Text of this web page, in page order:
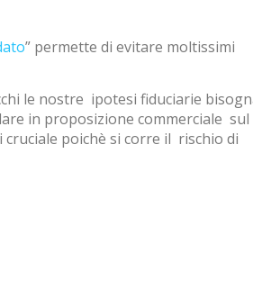
” permette di evitare moltissimi
le nostre ipotesi fiduciarie
in proposizione commerciale sul
poichè si corre il rischio di